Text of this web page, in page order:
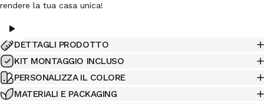
rendere la tua casa unica!
DETTAGLI PRODOTTO
KIT MONTAGGIO INCLUSO
PERSONALIZZA IL COLORE
MATERIALI E PACKAGING